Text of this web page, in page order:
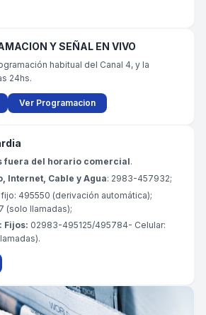
Y SEÑAL EN VIVO
habitual del Canal 4, y la
24hs.
Ver Programacion
fuera del horario comercial.
Internet, Cable y Agua: 2983-457932;
fijo: 495550 (derivación automática);
(solo llamadas);
Fijos: 02983-495125/495784- Celular: